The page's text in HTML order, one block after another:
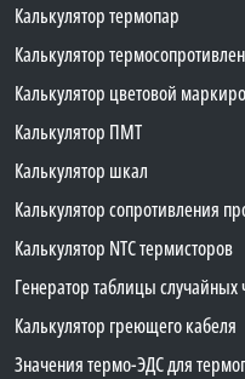
Калькулятор термопар
Калькулятор
Калькулятор цветовой
Калькулятор ПМТ
Калькулятор шкал
Калькулятор сопротивления
Калькулятор NTC термисторов
Генератор таблицы случайных
Калькулятор греющего кабеля
Значения термо-ЭДС для